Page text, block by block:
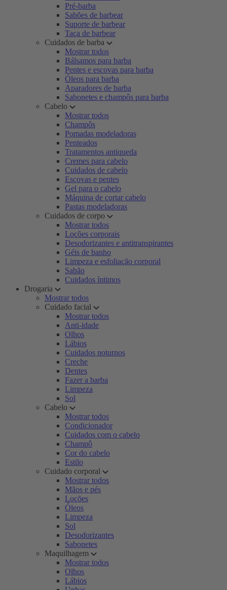
Pré-barba
Sabões de barbear
Suporte de barbear
Taça de barbear
Cuidados de barba
Mostrar todos
Bálsamos para barba
Pentes e escovas para barba
Óleos para barba
Aparadores de barba
Sabonetes e champôs para barba
Cabelo
Mostrar todos
Champôs
Pomadas modeladoras
Penteados
Tratamentos antiqueda
Cremes para cabelo
Cuidados de cabelo
Escovas e pentes
Gel para o cabelo
Máquina de cortar cabelo
Pastas modeladoras
Cuidados de corpo
Mostrar todos
Loções corporais
Desodorizantes e antitranspirantes
Géis de banho
Limpeza e esfoliação corporal
Sabão
Cuidados íntimos
Drogaria
Mostrar todos
Cuidado facial
Mostrar todos
Anti-idade
Olhos
Lábios
Cuidados noturnos
Creche
Dentes
Fazer a barba
Limpeza
Sol
Cabelo
Mostrar todos
Condicionador
Cuidados com o cabelo
Champô
Cor do cabelo
Estilo
Cuidado corporal
Mostrar todos
Mãos e pés
Loções
Óleos
Limpeza
Sol
Desodorizantes
Sabonetes
Maquilhagem
Mostrar todos
Olhos
Lábios